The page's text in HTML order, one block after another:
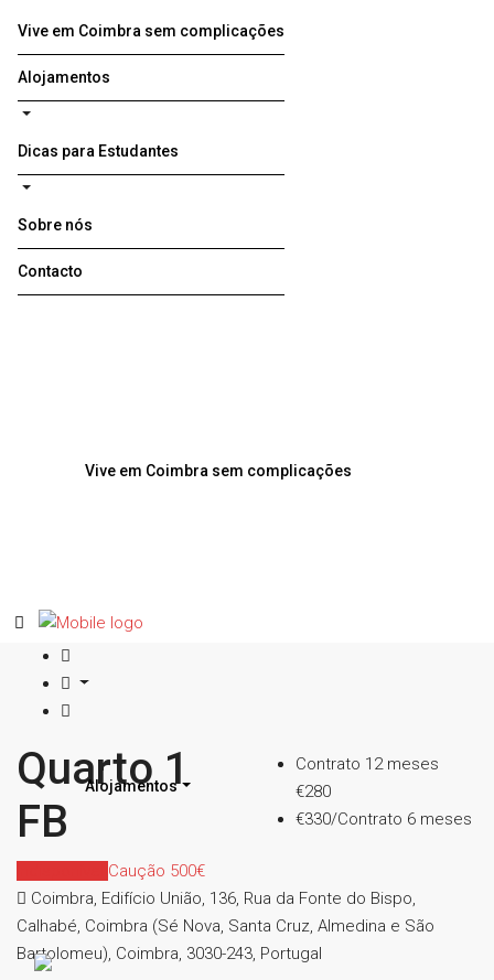
Vive em Coimbra sem complicações
Alojamentos
Dicas para Estudantes
Sobre nós
Contacto
Vive em Coimbra sem complicações
Alojamentos
Quarto 1
FB
Contrato 12 meses
€280
€330/Contrato 6 meses
Caução 500€
Coimbra, Edifício União, 136, Rua da Fonte do Bispo,
Calhabé, Coimbra (Sé Nova, Santa Cruz, Almedina e São
Bartolomeu), Coimbra, 3030-243, Portugal